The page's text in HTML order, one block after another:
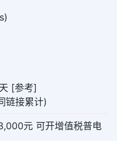
[参考]
链接累计)
元 可开增值税普电